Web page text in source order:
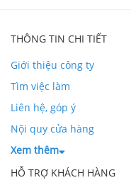
THÔNG TIN CHI TIẾT
Giới thiệu công ty
Tìm việc làm
Liên hệ, góp ý
Nội quy cửa hàng
Xem thêm
HỖ TRỢ KHÁCH HÀNG